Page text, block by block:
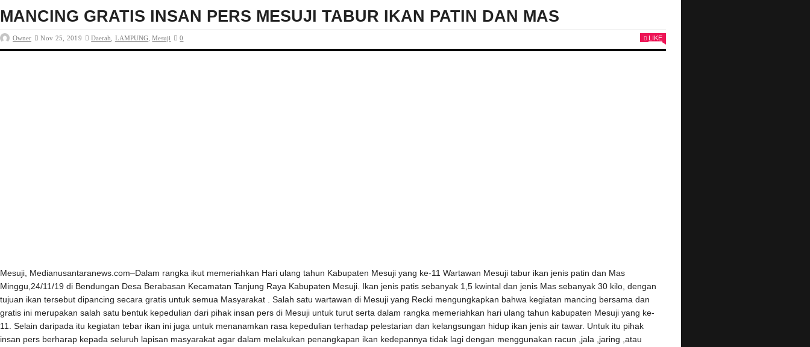
MANCING GRATIS INSAN PERS MESUJI TABUR IKAN PATIN DAN MAS
Owner Nov 25, 2019 Daerah, LAMPUNG,Mesuji 0 LIKE
Mesuji, Medianusantaranews.com–Dalam rangka ikut memeriahkan Hari ulang tahun Kabupaten Mesuji yang ke-11 Wartawan Mesuji tabur ikan jenis patin dan Mas
Minggu,24/11/19 di Bendungan Desa Berabasan Kecamatan Tanjung Raya Kabupaten Mesuji. Ikan jenis patis sebanyak 1,5 kwintal dan jenis Mas sebanyak 30 kilo, dengan
tujuan ikan tersebut dipancing secara gratis untuk semua Masyarakat . Salah satu wartawan di Mesuji yang Recki mengungkapkan bahwa kegiatan mancing bersama dan
gratis ini merupakan salah satu bentuk kepedulian dari pihak insan pers di Mesuji untuk turut serta dalam rangka memeriahkan hari ulang tahun kabupaten Mesuji yang ke-
11. Selain daripada itu kegiatan tebar ikan ini juga untuk menanamkan rasa kepedulian terhadap pelestarian dan kelangsungan hidup ikan jenis air tawar. Untuk itu pihak
insan pers berharap kepada seluruh lapisan masyarakat agar dalam melakukan penangkapan ikan kedepannya tidak lagi dengan menggunakan racun ,jala ,jaring ,atau